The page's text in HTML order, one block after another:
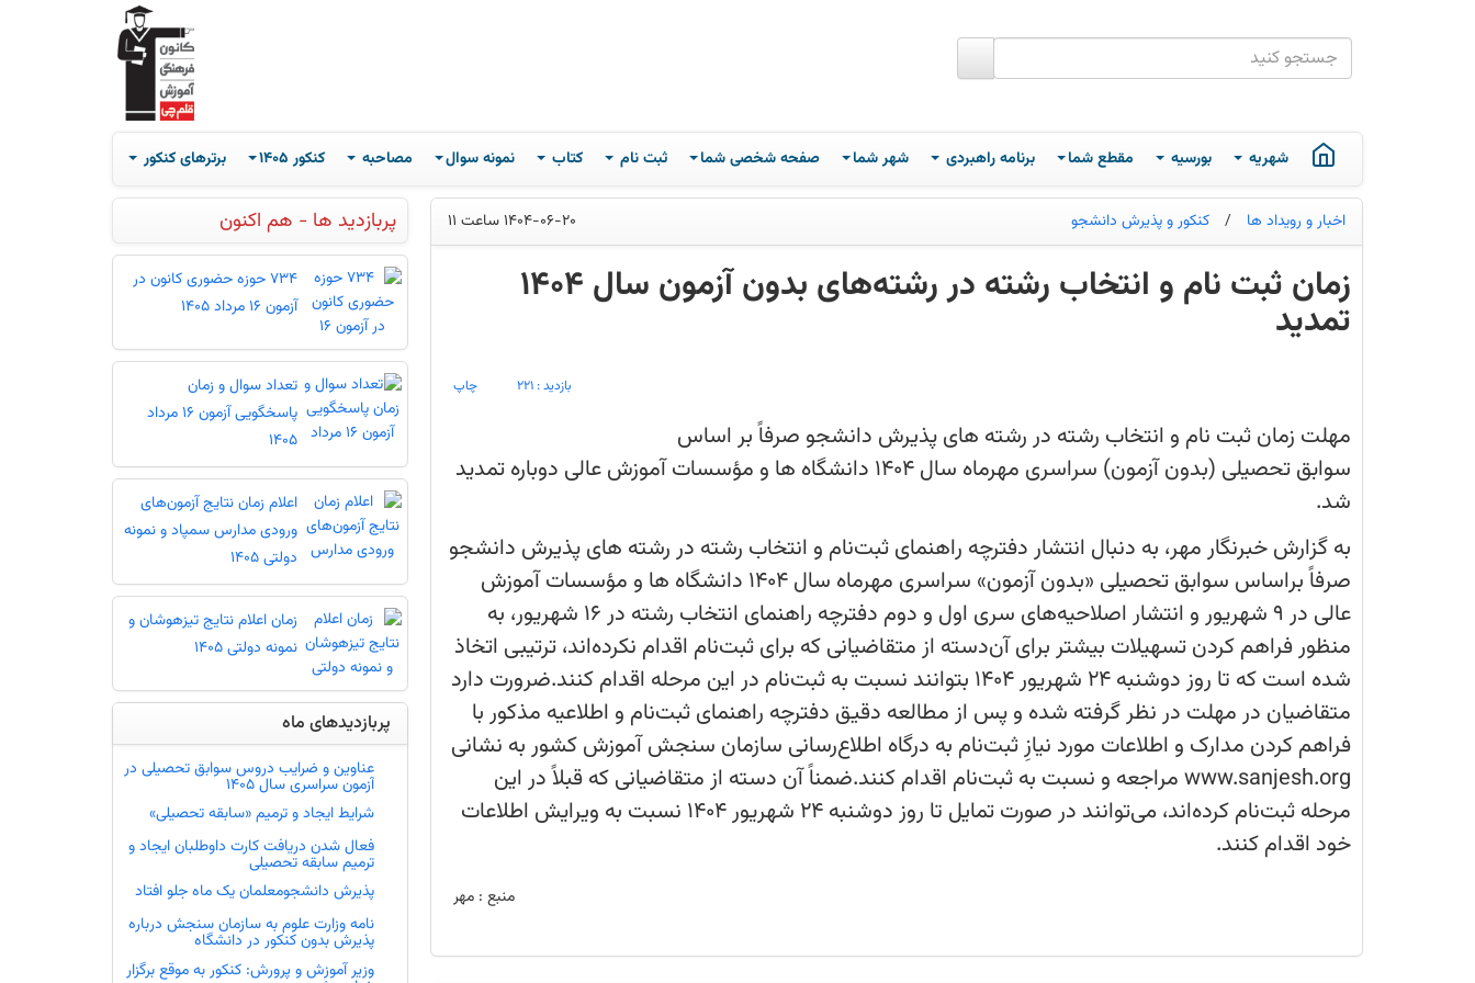
شهریه بورسیه مقطع شما برنامه راهبردی شهر شما صفحه شخصی شما ثبت نام کتاب نمونه سوال مصاحبه کنکور 1405 برترهای کنکور
اخبار و رویداد ها / کنکور و پذیرش دانشجو 1404-06-20 ساعت 11
زمان ثبت نام و انتخاب رشته در رشته‌های بدون آزمون سال 1404
تمدید
انتخاب
در
رشته‌های
پذیرش
صرفاً
بر
اساس
سوابق
تحصیلی
(بدون
آزمون)
سراسری
مهرماه
سال
1404
دانشگاه‌ها
و
مؤسسات
آموزش
عالی
تمدید
شد.
بازديد :221 چاپ
مهلت زمان ثبت نام و انتخاب رشته در رشته های پذیرش دانشجو صرفاً بر اساس
سوابق تحصیلی (بدون آزمون) سراسری مهرماه سال ۱۴۰۴ دانشگاه ها و مؤسسات آموزش عالی دوباره تمدید
شد.
به گزارش خبرنگار مهر، به دنبال انتشار دفترچه راهنمای ثبت‌نام و انتخاب رشته در رشته های پذیرش دانشجو
صرفاً براساس سوابق تحصیلی «بدون آزمون» سراسری مهرماه سال ۱۴۰۴ دانشگاه ها و مؤسسات آموزش
عالی در ۹ شهریور و انتشار اصلاحیه‌های سری اول و دوم دفترچه راهنمای انتخاب رشته در ۱۶ شهریور، به
منظور فراهم کردن تسهیلات بیشتر برای آن‌دسته از متقاضیانی که برای ثبت‌نام اقدام نکرده‌اند، ترتیبی اتخاذ
شده است که تا روز دوشنبه ۲۴ شهریور ۱۴۰۴ بتوانند نسبت به ثبت‌نام در این مرحله اقدام کنند.ضرورت دارد
متقاضیان در مهلت در نظر گرفته شده و پس از مطالعه دقیق دفترچه راهنمای ثبت‌نام و اطلاعیه مذکور با
فراهم کردن مدارک و اطلاعات مورد نیازِ ثبت‌نام به درگاه اطلاع‌رسانی سازمان سنجش آموزش کشور به نشانی
www.sanjesh.org مراجعه و نسبت به ثبت‌نام اقدام کنند.ضمناً آن ‌دسته از متقاضیانی که قبلاً در این
مرحله ثبت‌نام کرده‌اند، می‌توانند در صورت تمایل تا روز دوشنبه ۲۴ شهریور ۱۴۰۴ نسبت به ویرایش اطلاعات
خود اقدام کنند.
منبع : مهر
پربازدید ها - هم اکنون
734 حوزه حضوری کانون در
آزمون 16 مرداد 1405
تعداد سوال و زمان
پاسخگویی آزمون 16 مرداد
1405
اعلام زمان نتایج آزمون‌های
ورودی مدارس سمپاد و نمونه
دولتی 1405
زمان اعلام نتایج تیزهوشان و
نمونه دولتی 1405
پربازدیدهای ماه
عناوین و ضرایب دروس سوابق تحصیلی در
آزمون سراسری سال 1405
شرایط ایجاد و ترمیم «سابقه تحصیلی»
فعال شدن دریافت کارت داوطلبان ایجاد و
ترمیم سابقه تحصیلی
پذیرش دانشجومعلمان یک ماه جلو افتاد
نامه وزارت علوم به سازمان سنجش درباره
پذیرش بدون کنکور در دانشگاه
وزیر آموزش و پرورش: کنکور به موقع برگزار